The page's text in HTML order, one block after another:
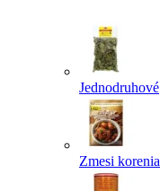
Jednodruhové
Zmesi korenia